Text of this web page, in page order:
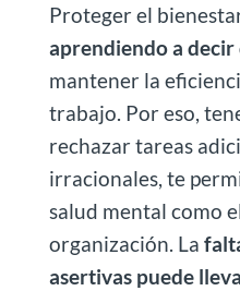
Proteger el
aprendiendo a decir
mantener la
trabajo. Por eso,
rechazar tareas
irracionales, te
salud mental como
organización. La
asertivas puede